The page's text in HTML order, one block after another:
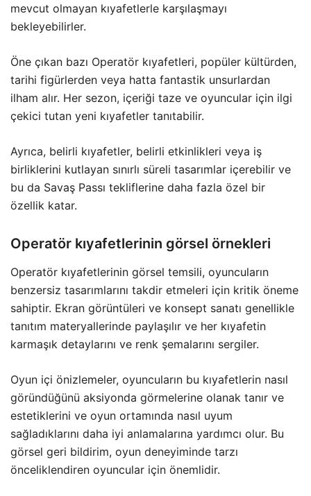
mevcut olmayan kıyafetlerle karşılaşmayı
bekleyebilirler.
Öne çıkan bazı Operatör kıyafetleri, popüler kültürden,
tarihi figürlerden veya hatta fantastik unsurlardan
ilham alır. Her sezon, içeriği taze ve oyuncular için ilgi
çekici tutan yeni kıyafetler tanıtabilir.
Ayrıca, belirli kıyafetler, belirli etkinlikleri veya iş
birliklerini kutlayan sınırlı süreli tasarımlar içerebilir ve
bu da Savaş Passı tekliflerine daha fazla özel bir
özellik katar.
Operatör kıyafetlerinin görsel örnekleri
Operatör kıyafetlerinin görsel temsili, oyuncuların
benzersiz tasarımlarını takdir etmeleri için kritik öneme
sahiptir. Ekran görüntüleri ve konsept sanatı genellikle
tanıtım materyallerinde paylaşılır ve her kıyafetin
karmaşık detaylarını ve renk şemalarını sergiler.
Oyun içi önizlemeler, oyuncuların bu kıyafetlerin nasıl
göründüğünü aksiyonda görmelerine olanak tanır ve
estetiklerini ve oyun ortamında nasıl uyum
sağladıklarını daha iyi anlamalarına yardımcı olur. Bu
görsel geri bildirim, oyun deneyiminde tarzı
önceliklendiren oyuncular için önemlidir.